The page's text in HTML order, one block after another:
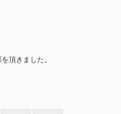
頂きました。